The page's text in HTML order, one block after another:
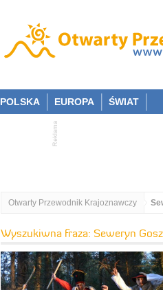
POLSKA EUROPA ŚWIAT
Otwarty Przewodnik Krajoznawczy
Wyszukiwna fraza: Seweryn